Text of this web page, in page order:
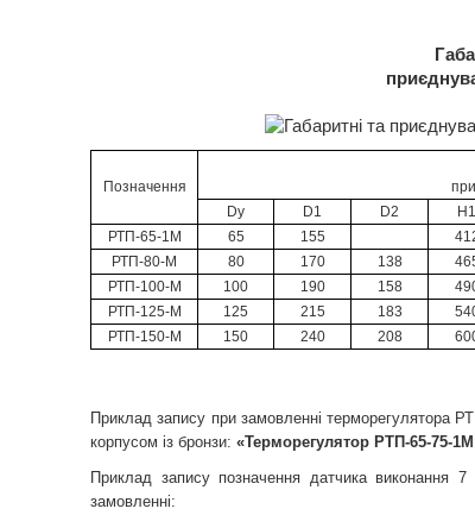
Позначення
Dy
D1 D2 H1
РТП-65-1М
65 155
РТП-80-М
80 170 138
РТП-100-М
100 190 158
РТП-125-М
125 215 183
РТП-150-М
150 240 208
Приклад запису при замовленні терморегулятора
корпусом із бронзи: «Терморегулятор РТП-65-75-
Приклад запису позначення датчика виконання
замовленні: